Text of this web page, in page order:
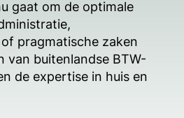
gaat om de optimale
pragmatische zaken
van buitenlandse BTW-
de expertise in huis en